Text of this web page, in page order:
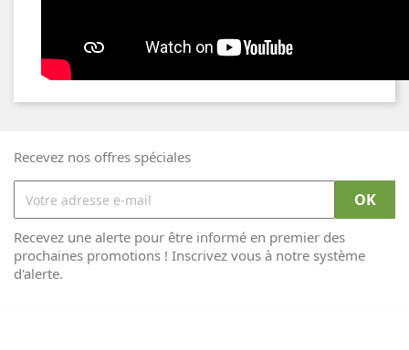
Recevez nos offres spéciales
Recevez une alerte pour être informé en premier des
prochaines promotions ! Inscrivez vous à notre système
d'alerte.